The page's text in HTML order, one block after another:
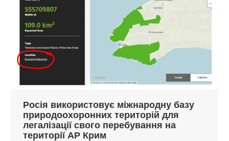
Росія використовує міжнародну базу
природоохоронних територій для
легалізації свого перебування на
території АР Крим